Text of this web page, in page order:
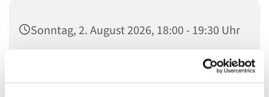
Sonntag, 2. August 2026, 18:00 - 19:30 Uhr
Dorfkirche Mahlow, Mahlower Dorfstr. 7,
15831 Blankenfelde-Mahlow